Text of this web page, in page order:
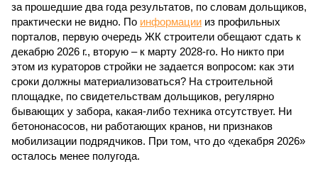
за прошедшие два года результатов, по словам дольщиков,
практически не видно. По информации из профильных
порталов, первую очередь ЖК строители обещают сдать к
декабрю 2026 г., вторую – к марту 2028-го. Но никто при
этом из кураторов стройки не задается вопросом: как эти
сроки должны материализоваться? На строительной
площадке, по свидетельствам дольщиков, регулярно
бывающих у забора, какая-либо техника отсутствует. Ни
бетононасосов, ни работающих кранов, ни признаков
мобилизации подрядчиков. При том, что до «декабря 2026»
осталось менее полугода.